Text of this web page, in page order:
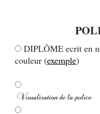
DIPLÔME ecrit en
couleur (exemple)